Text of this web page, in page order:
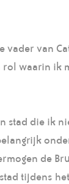
vader van
waarin ik
stad die ik
de
tijdens